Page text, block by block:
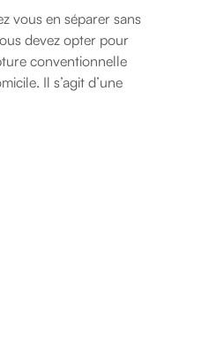
vous en séparer sans
devez opter pour
conventionnelle
Il s’agit d’une